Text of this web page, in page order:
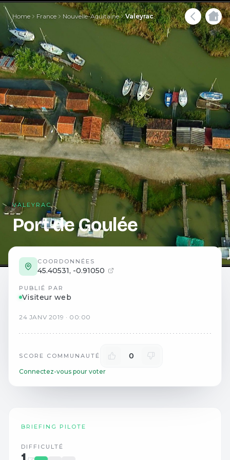
Home France Nouvelle-Aquitaine Valeyrac
VALEYRAC
Port de Goulée
COORDONNÉES
45.40531, -0.91050
PUBLIÉ PAR
Visiteur web
24 JANV 2019 · 00:00
SCORE COMMUNAUTÉ 0
Connectez-vous pour voter
BRIEFING PILOTE
DIFFICULTÉ